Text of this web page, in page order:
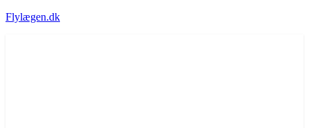
Flylægen.dk